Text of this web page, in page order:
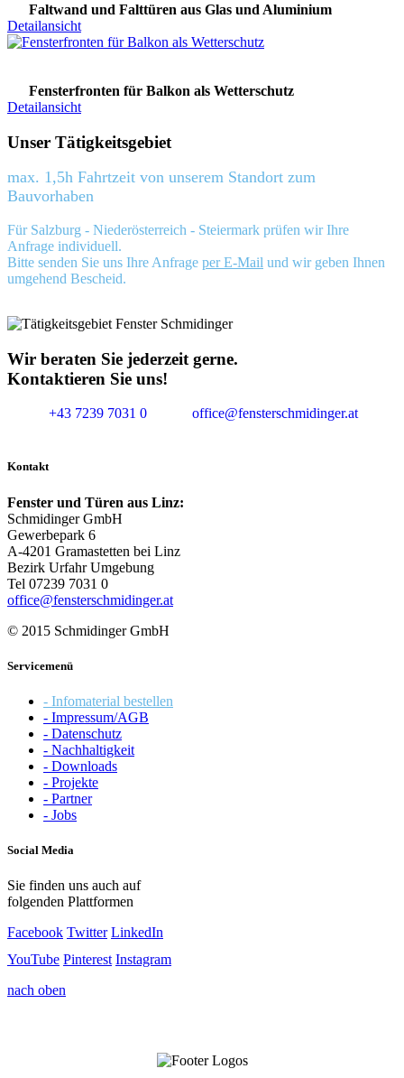
Faltwand und Falttüren aus Glas und Aluminium
Detailansicht
Fensterfronten für Balkon als Wetterschutz
Detailansicht
Unser Tätigkeitsgebiet
max. 1,5h Fahrtzeit von unserem Standort zum
Bauvorhaben
Für Salzburg - Niederösterreich - Steiermark prüfen wir Ihre
Anfrage individuell.
Bitte senden Sie uns Ihre Anfrage per E-Mail und wir geben Ihnen
umgehend Bescheid.
Wir beraten Sie jederzeit gerne.
Kontaktieren Sie uns!
+43 7239 7031 0 office@fensterschmidinger.at
Kontakt
Fenster und Türen aus Linz:
Schmidinger GmbH
Gewerbepark 6
A-4201 Gramastetten bei Linz
Bezirk Urfahr Umgebung
Tel 07239 7031 0
office@fensterschmidinger.at
© 2015 Schmidinger GmbH
Servicemenü
- Infomaterial bestellen
- Impressum/AGB
- Datenschutz
- Nachhaltigkeit
- Downloads
- Projekte
- Partner
- Jobs
Social Media
Sie finden uns auch auf
folgenden Plattformen
Facebook Twitter LinkedIn
YouTube Pinterest Instagram
nach oben